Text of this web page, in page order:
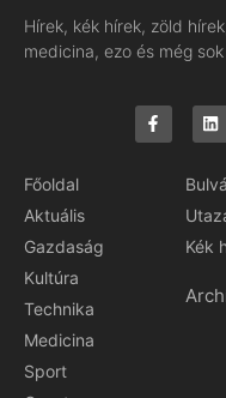
Hírek, kék hírek, zöld
medicina, ezo és még
Főoldal
Aktuális
Gazdaság
Kultúra
Technika
Medicina
Sport
Kék